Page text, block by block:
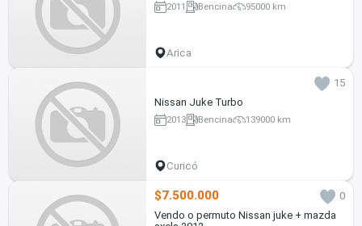
2011 Bencina 95000 km
Arica
15
Nissan Juke Turbo
2013 Bencina 139000 km
Curicó
$7.500.000
0
Vendo o permuto Nissan juke + mazda